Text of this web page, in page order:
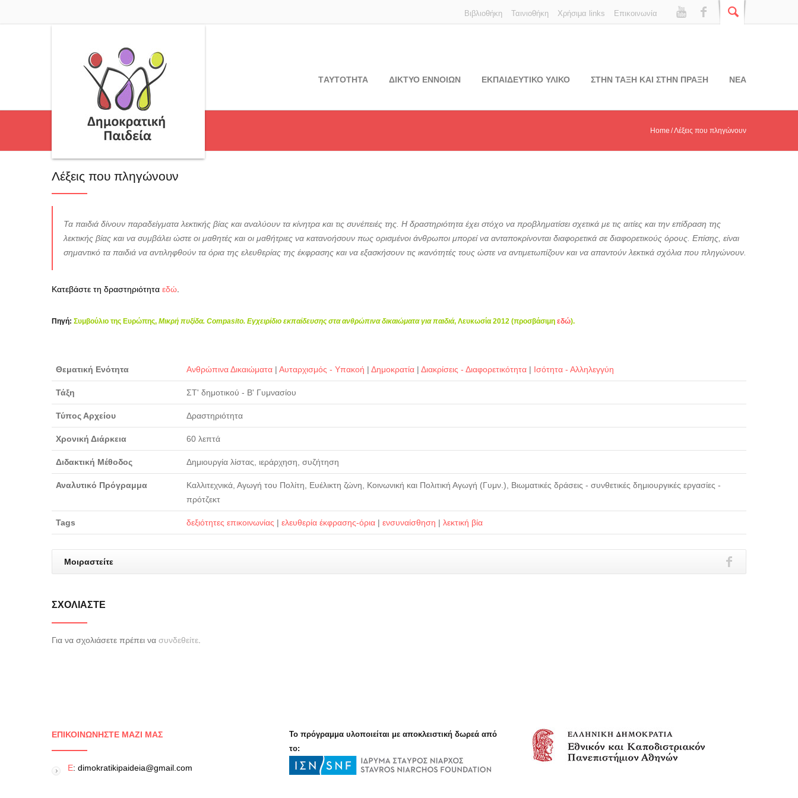
Επικοινωνία
Χρήσιμα links
Ταινιοθήκη
Βιβλιοθήκη
TΑΥΤΟΤΗΤΑ ΔΙΚΤΥΟ ΕΝΝΟΙΩΝ ΕΚΠΑΙΔΕΥΤΙΚΟ ΥΛΙΚΟ ΣΤΗΝ ΤΑΞΗ ΚΑΙ ΣΤΗΝ ΠΡΑΞΗ ΝΕΑ
Home Λέξεις που πληγώνουν
Λέξεις που πληγώνουν
Τα παιδιά δίνουν παραδείγματα λεκτικής βίας και αναλύουν τα κίνητρα και τις συνέπειές της. Η δραστηριότητα έχει στόχο να προβληματίσει σχετικά με τις αιτίες και την επίδραση της
λεκτικής βίας και να συμβάλει ώστε οι μαθητές και οι μαθήτριες να κατανοήσουν πως ορισμένοι άνθρωποι μπορεί να ανταποκρίνονται διαφορετικά σε διαφορετικούς όρους. Επίσης, είναι
σημαντικό τα παιδιά να αντιληφθούν τα όρια της ελευθερίας της έκφρασης και να εξασκήσουν τις ικανότητές τους ώστε να αντιμετωπίζουν και να απαντούν λεκτικά σχόλια που πληγώνουν.
Κατεβάστε τη δραστηριότητα εδώ
Πηγή: Συμβούλιο της Ευρώπης, Μικρή πυξίδα. Compasito. Εγχειρίδιο εκπαίδευσης στα ανθρώπινα δικαιώματα για παιδιά, Λευκωσία 2012 (προσβάσιμη εδώ).
Θεματική Ενότητα Ανθρώπινα Δικαιώματα | Αυταρχισμός - Υπακοή | Δημοκρατία | Διακρίσεις - Διαφορετικότητα | Ισότητα - Αλληλεγγύη
Τάξη ΣΤ' δημοτικού - Β' Γυμνασίου
Τύπος Αρχείου Δραστηριότητα
Χρονική Διάρκεια 60 λεπτά
Διδακτική Μέθοδος Δημιουργία λίστας, ιεράρχηση, συζήτηση
Αναλυτικό Πρόγραμμα
Καλλιτεχνικά, Αγωγή του Πολίτη, Ευέλικτη ζώνη, Κοινωνική και Πολιτική Αγωγή (Γυμν.), Βιωματικές δράσεις - συνθετικές δημιουργικές εργασίες -
πρότζεκτ
Tags δεξιότητες επικοινωνίας | ελευθερία έκφρασης-όρια | ενσυναίσθηση | λεκτική βία
Μοιραστείτε
ΣΧΟΛΙΆΣΤΕ
Για να σχολιάσετε πρέπει να συνδεθείτε
ΕΠΙΚΟΙΝΩΝΉΣΤΕ ΜΑΖΊ ΜΑΣ
E: dimokratikipaideia@gmail.com
Το πρόγραμμα υλοποιείται με αποκλειστική δωρεά από
το: